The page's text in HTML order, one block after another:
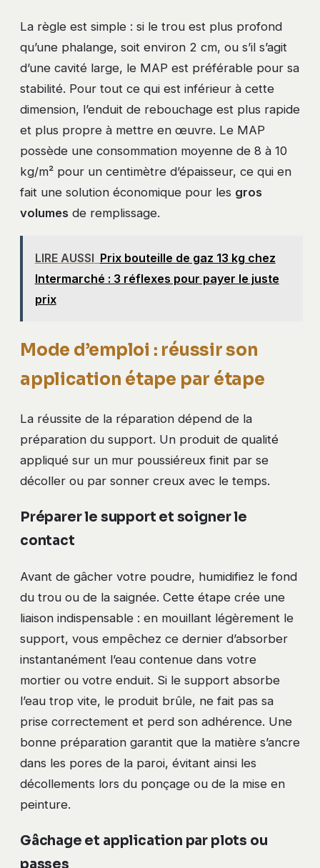
La règle est simple : si le trou est plus profond
qu’une phalange, soit environ 2 cm, ou s’il s’agit
d’une cavité large, le MAP est préférable pour sa
stabilité. Pour tout ce qui est inférieur à cette
dimension, l’enduit de rebouchage est plus rapide
et plus propre à mettre en œuvre. Le MAP
possède une consommation moyenne de 8 à 10
kg/m² pour un centimètre d’épaisseur, ce qui en
fait une solution économique pour les gros
volumes de remplissage.
LIRE AUSSI Prix bouteille de gaz 13 kg chez
Intermarché : 3 réflexes pour payer le juste
prix
Mode d’emploi : réussir son
application étape par étape
La réussite de la réparation dépend de la
préparation du support. Un produit de qualité
appliqué sur un mur poussiéreux finit par se
décoller ou par sonner creux avec le temps.
Préparer le support et soigner le
contact
Avant de gâcher votre poudre, humidifiez le fond
du trou ou de la saignée. Cette étape crée une
liaison indispensable : en mouillant légèrement le
support, vous empêchez ce dernier d’absorber
instantanément l’eau contenue dans votre
mortier ou votre enduit. Si le support absorbe
l’eau trop vite, le produit brûle, ne fait pas sa
prise correctement et perd son adhérence. Une
bonne préparation garantit que la matière s’ancre
dans les pores de la paroi, évitant ainsi les
décollements lors du ponçage ou de la mise en
peinture.
Gâchage et application par plots ou
passes